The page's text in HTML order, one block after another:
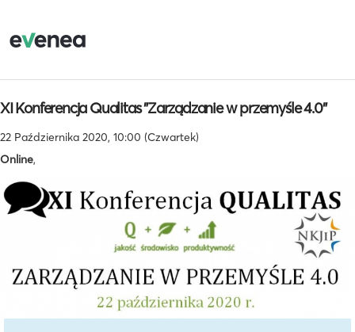
XI Konferencja Qualitas "Zarządzanie w przemyśle 4.0"
22 Października 2020, 10:00 (Czwartek)
Online,